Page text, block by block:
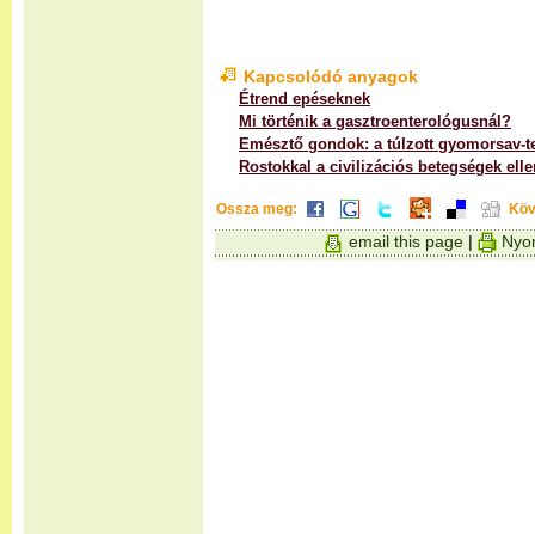
Kapcsolódó anyagok
Étrend epéseknek
Mi történik a gasztroenterológusnál?
Emésztő gondok: a túlzott gyomorsav-
Rostokkal a civilizációs betegségek
Ossza meg:
email this page |